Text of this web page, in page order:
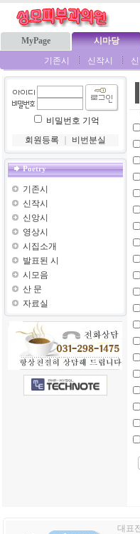
MyPage 시마당
기존시
신작시
비밀번호 기억
회원등록
비번분실
Poetry
기존시
신작시
신앙시
영상시
시집소개
발표된 시
시모음
산 문
자료실
대표